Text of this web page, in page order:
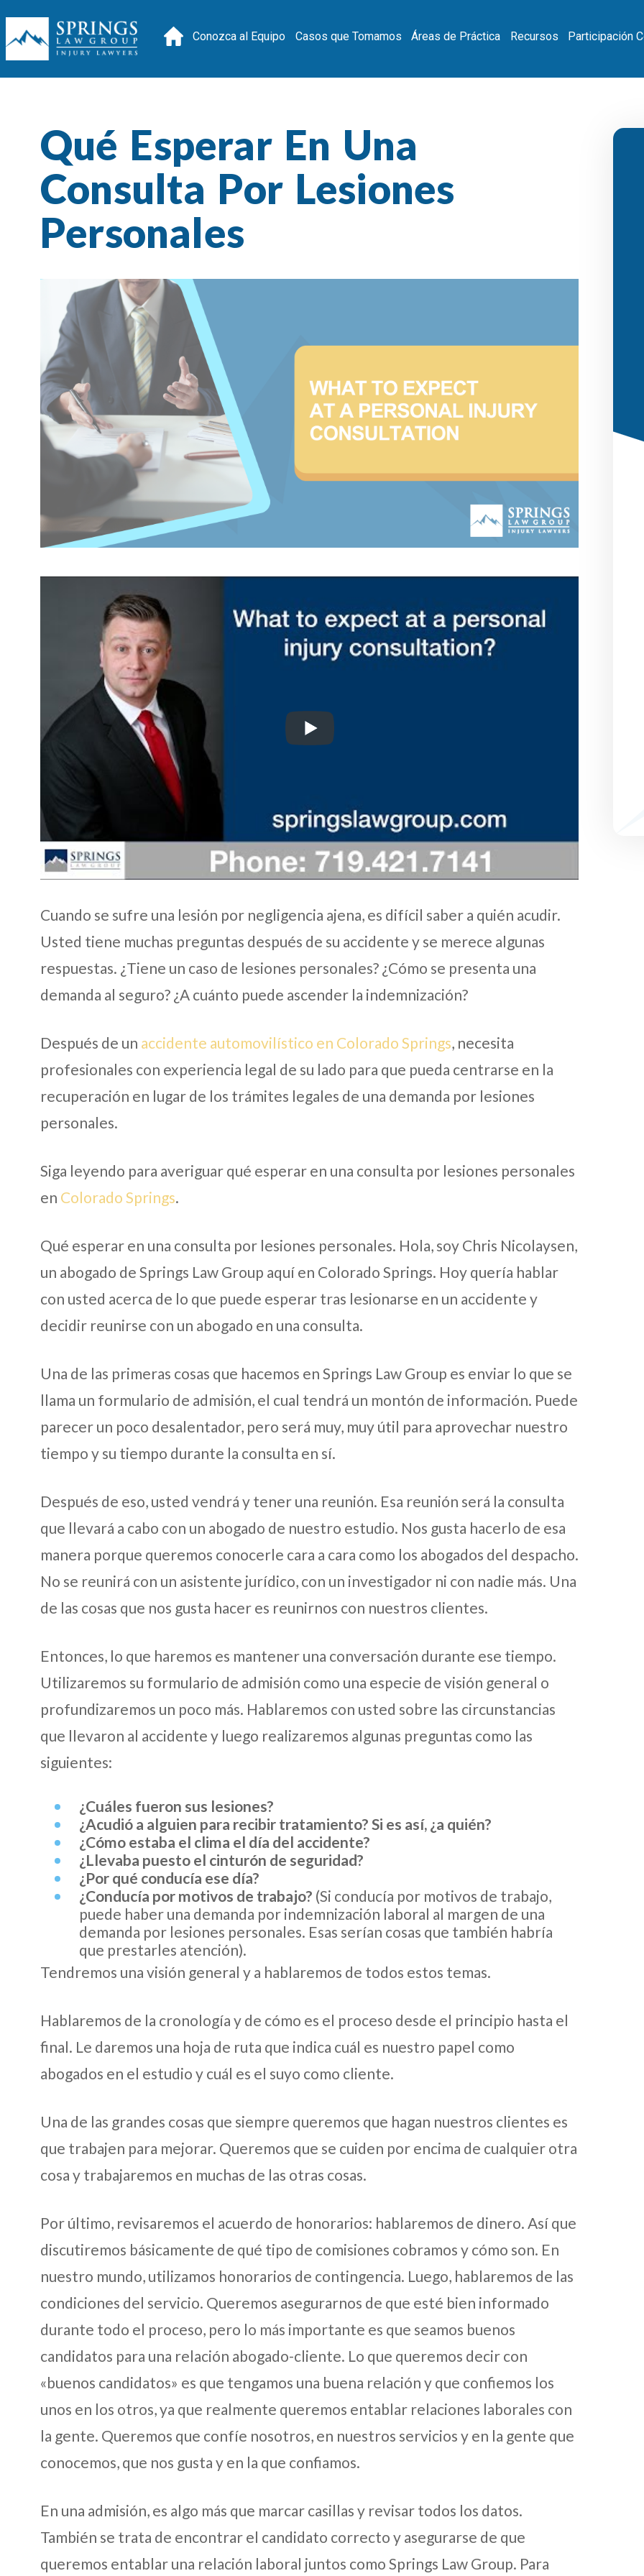
Conozca al Equipo Casos que Tomamos Áreas de Práctica Recursos Participación
Qué Esperar En Una
Consulta Por Lesiones
Personales
Cuando se sufre una lesión por negligencia ajena, es difícil saber a quién acudir.
Usted tiene muchas preguntas después de su accidente y se merece algunas
respuestas. ¿Tiene un caso de lesiones personales? ¿Cómo se presenta una
demanda al seguro? ¿A cuánto puede ascender la indemnización?
Después de un accidente automovilístico en Colorado Springs, necesita
profesionales con experiencia legal de su lado para que pueda centrarse en la
recuperación en lugar de los trámites legales de una demanda por lesiones
personales.
Siga leyendo para averiguar qué esperar en una consulta por lesiones personales
en Colorado Springs.
Qué esperar en una consulta por lesiones personales. Hola, soy Chris Nicolaysen,
un abogado de Springs Law Group aquí en Colorado Springs. Hoy quería hablar
con usted acerca de lo que puede esperar tras lesionarse en un accidente y
decidir reunirse con un abogado en una consulta.
Una de las primeras cosas que hacemos en Springs Law Group es enviar lo que se
llama un formulario de admisión, el cual tendrá un montón de información. Puede
parecer un poco desalentador, pero será muy, muy útil para aprovechar nuestro
tiempo y su tiempo durante la consulta en sí.
Después de eso, usted vendrá y tener una reunión. Esa reunión será la consulta
que llevará a cabo con un abogado de nuestro estudio. Nos gusta hacerlo de esa
manera porque queremos conocerle cara a cara como los abogados del despacho.
No se reunirá con un asistente jurídico, con un investigador ni con nadie más. Una
de las cosas que nos gusta hacer es reunirnos con nuestros clientes.
Entonces, lo que haremos es mantener una conversación durante ese tiempo.
Utilizaremos su formulario de admisión como una especie de visión general o
profundizaremos un poco más. Hablaremos con usted sobre las circunstancias
que llevaron al accidente y luego realizaremos algunas preguntas como las
siguientes:
¿Cuáles fueron sus lesiones?
¿Acudió a alguien para recibir tratamiento? Si es así, ¿a quién?
¿Cómo estaba el clima el día del accidente?
¿Llevaba puesto el cinturón de seguridad?
¿Por qué conducía ese día?
¿Conducía por motivos de trabajo? (Si conducía por motivos de trabajo,
puede haber una demanda por indemnización laboral al margen de una
demanda por lesiones personales. Esas serían cosas que también habría
que prestarles atención).
Tendremos una visión general y a hablaremos de todos estos temas.
Hablaremos de la cronología y de cómo es el proceso desde el principio hasta el
final. Le daremos una hoja de ruta que indica cuál es nuestro papel como
abogados en el estudio y cuál es el suyo como cliente.
Una de las grandes cosas que siempre queremos que hagan nuestros clientes es
que trabajen para mejorar. Queremos que se cuiden por encima de cualquier otra
cosa y trabajaremos en muchas de las otras cosas.
Por último, revisaremos el acuerdo de honorarios: hablaremos de dinero. Así que
discutiremos básicamente de qué tipo de comisiones cobramos y cómo son. En
nuestro mundo, utilizamos honorarios de contingencia. Luego, hablaremos de las
condiciones del servicio. Queremos asegurarnos de que esté bien informado
durante todo el proceso, pero lo más importante es que seamos buenos
candidatos para una relación abogado-cliente. Lo que queremos decir con
«buenos candidatos» es que tengamos una buena relación y que confiemos los
unos en los otros, ya que realmente queremos entablar relaciones laborales con
la gente. Queremos que confíe nosotros, en nuestros servicios y en la gente que
conocemos, que nos gusta y en la que confiamos.
En una admisión, es algo más que marcar casillas y revisar todos los datos.
También se trata de encontrar el candidato correcto y asegurarse de que
queremos entablar una relación laboral juntos como Springs Law Group. Para